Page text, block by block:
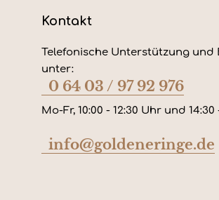
Kontakt
Telefonische Unterstützung und
unter:
0 64 03 / 97 92 976
Mo-Fr, 10:00 - 12:30 Uhr und 14:30
info@goldeneringe.de